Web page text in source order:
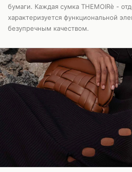
бумаги. Каждая сумка THEMOIRè -
характеризуется функциональной
безупречным качеством.